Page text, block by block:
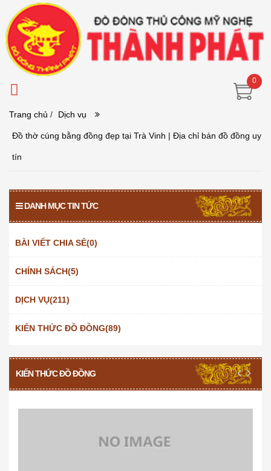
0
Trang chủ / Dịch vụ
Đồ thờ cúng bằng đồng đẹp tại Trà Vinh | Địa chỉ bán đồ đồng uy
tín
DANH MỤC TIN TỨC
BÀI VIẾT CHIA SẺ(0)
CHÍNH SÁCH(5)
DỊCH VỤ(211)
KIẾN THỨC ĐỒ ĐỒNG(89)
KIẾN THỨC ĐỒ ĐỒNG